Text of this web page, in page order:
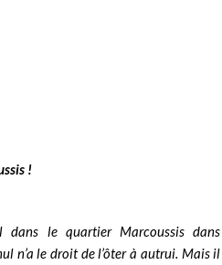
!
le quartier Marcoussis dans
n’a le droit de l’ôter à autrui. Mais il